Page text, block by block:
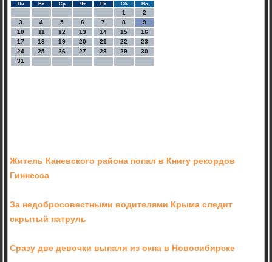
Пн Вт Ср Чт Пт Сб Вс
1
2
3
4 5 6 7 8
9
10
11 12 13 14 15
16
17
18 19 20 21 22
23
24
25 26 27 28 29
30
31
Житель Каневского района попал в Книгу рекордов
Гиннесса
За недобросовестными водителями Крыма следит
скрытый патруль
Сразу две девочки выпали из окна в Новосибирске